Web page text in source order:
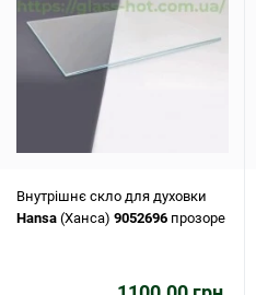
Внутрішнє скло для духовки
Hansa (Ханса) 9052696 прозоре